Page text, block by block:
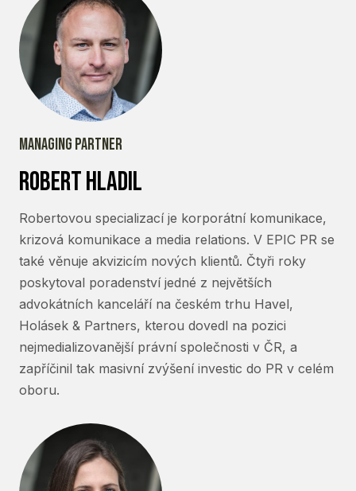
Managing partner
Robert hladil
Robertovou specializací je korporátní komunikace,
krizová komunikace a media relations. V EPIC PR se
také věnuje akvizicím nových klientů. Čtyři roky
poskytoval poradenství jedné z největších
advokátních kanceláří na českém trhu Havel,
Holásek & Partners, kterou dovedl na pozici
nejmedializovanější právní společnosti v ČR, a
zapříčinil tak masivní zvýšení investic do PR v celém
oboru.